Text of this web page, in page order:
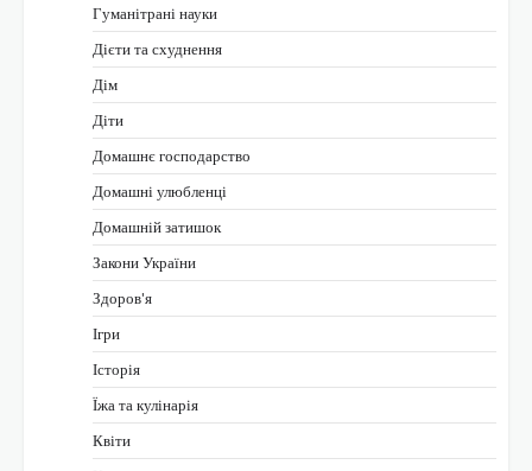
Гуманітрані науки
Дієти та схуднення
Дім
Діти
Домашнє господарство
Домашні улюбленці
Домашній затишок
Закони України
Здоров'я
Ігри
Історія
Їжа та кулінарія
Квіти